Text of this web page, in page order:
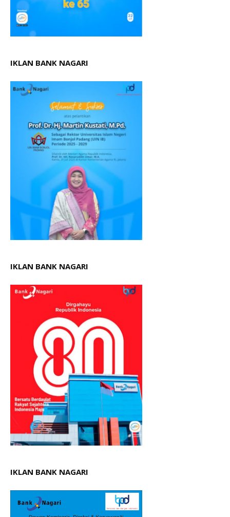
IKLAN BANK NAGARI
IKLAN BANK NAGARI
IKLAN BANK NAGARI